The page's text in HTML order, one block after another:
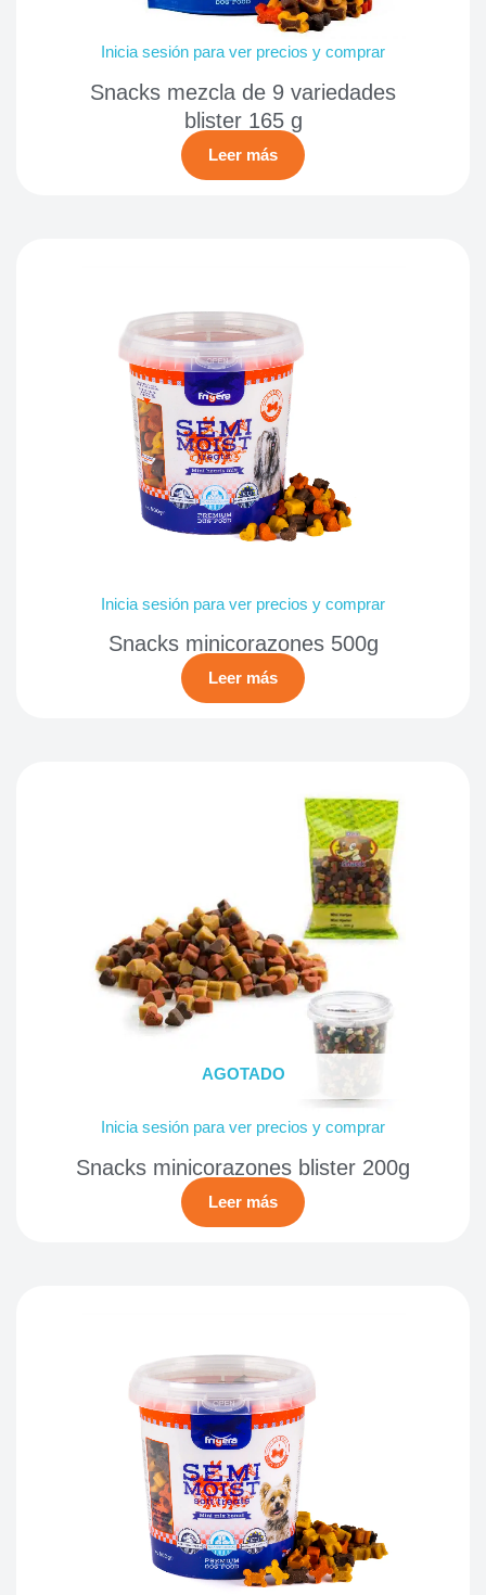
Inicia sesión para ver precios y comprar
Snacks mezcla de 9 variedades
blister 165 g
Leer más
Inicia sesión para ver precios y comprar
Snacks minicorazones 500g
Leer más
AGOTADO
Inicia sesión para ver precios y comprar
Snacks minicorazones blister 200g
Leer más